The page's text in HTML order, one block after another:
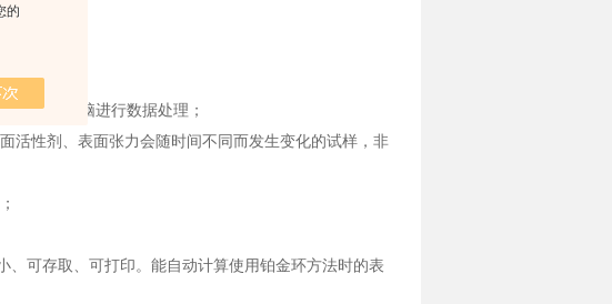
的
可选配电脑进行数据处理；
活性剂、表面张力会随时间不同而发生变化的试样，非
可存取、可打印。能自动计算使用铂金环方法时的表